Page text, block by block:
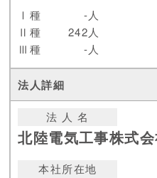
Ⅰ種
-人
Ⅱ種
242人
Ⅲ種
-人
法 人 名
北陸電気工事株式
本社所在地